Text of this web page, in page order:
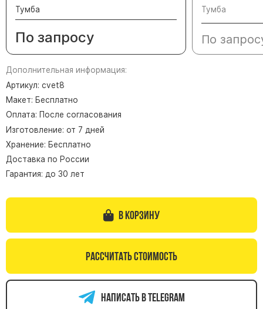
Памятники красно-черные
Памятники коричневые
Памятники серые
Памятники зеленые
Памятники из гранита Гранатовый Амфиболит
Памятники из гранита Сюскюянсаари
Памятники из гранита Балтик Грин
Памятники из гранита Лезниковский
Памятники из гранита Мансуровский
Памятники из гранита Масловский
Памятники из гранита Токовский
Арочные памятники
Тумба
По запросу
Тумба
По
Дополнительная информация:
Артикул: cvet8
Макет: Бесплатно
Оплата: После согласования
Изготовление: от 7 дней
Хранение: Бесплатно
Доставка по России
Гарантия: до 30 лет
В корзину
Рассчитать стоимость
Написать в telegram